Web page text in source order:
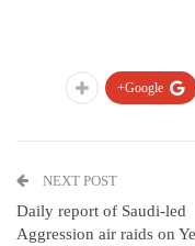
Google+
NEXT POST
Daily report of Saudi-led
Aggression air raids on